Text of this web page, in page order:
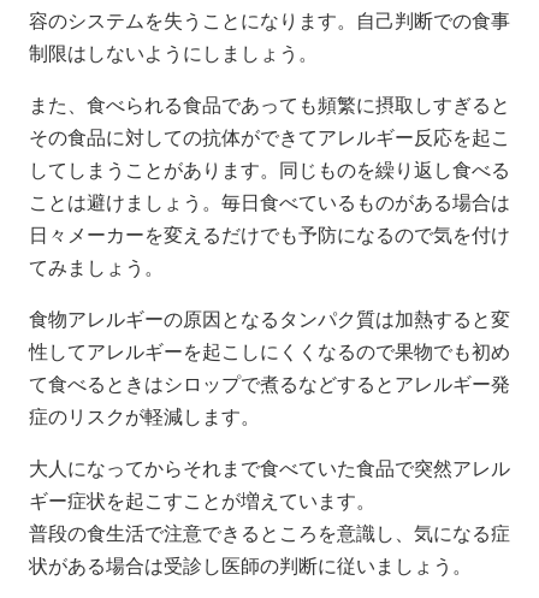
容のシステムを失うことになります。自己判断での食事
制限はしないようにしましょう。
また、食べられる食品であっても頻繁に摂取しすぎると
その食品に対しての抗体ができてアレルギー反応を起こ
してしまうことがあります。同じものを繰り返し食べる
ことは避けましょう。毎日食べているものがある場合は
日々メーカーを変えるだけでも予防になるので気を付け
てみましょう。
食物アレルギーの原因となるタンパク質は加熱すると変
性してアレルギーを起こしにくくなるので果物でも初め
て食べるときはシロップで煮るなどするとアレルギー発
症のリスクが軽減します。
大人になってからそれまで食べていた食品で突然アレル
ギー症状を起こすことが増えています。
普段の食生活で注意できるところを意識し、気になる症
状がある場合は受診し医師の判断に従いましょう。